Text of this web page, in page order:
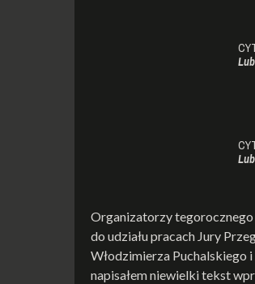
Organizatorzy
do udziału pracach Jury
Włodzimierza Puchalskiego
napisałem niewielki tekst